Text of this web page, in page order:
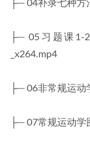
├─ 04补录七种方
├─ 05习题课1-
_x264.mp4
├─ 06非常规运动
├─ 07常规运动学